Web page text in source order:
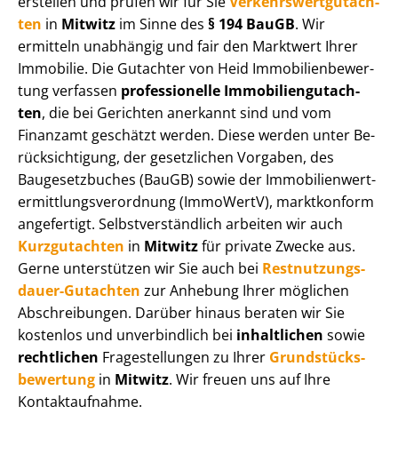
ten in Mitwitz im Sinne des § 194 BauGB. Wir
ermitteln unabhängig und fair den Marktwert Ihrer
Immobilie. Die Gutachter von Heid Im­mo­bi­li­en­be­wer­
tung verfassen professionelle Im­mo­bi­li­en­gut­ach­
ten, die bei Gerichten anerkannt sind und vom
Finanzamt geschätzt werden. Diese werden unter Be­
rück­sich­ti­gung, der gesetzlichen Vorgaben, des
Baugesetzbuches (BauGB) sowie der Im­mo­bi­li­en­wert­
ermitt­lungs­ver­ord­nung (ImmoWertV), marktkonform
angefertigt. Selbst­ver­ständ­lich arbeiten wir auch
Kurzgutachten in Mitwitzfür private Zwecke aus.
Gerne unterstützen wir Sie auch bei Rest­nut­zungs­
dau­er-Gutachten zur Anhebung Ihrer möglichen
Abschreibungen. Darüber hinaus beraten wir Sie
kostenlos und unverbindlich bei inhaltlichen sowie
rechtlichen Fragestellungen zu Ihrer Grund­stücks­
be­wer­tung in Mitwitz. Wir freuen uns auf Ihre
Kontaktaufnahme.